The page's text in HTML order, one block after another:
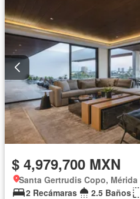
$ 4,979,700 MXN
Santa Gertrudis Copo, Mérida
2 Recámaras
2.5 Baños